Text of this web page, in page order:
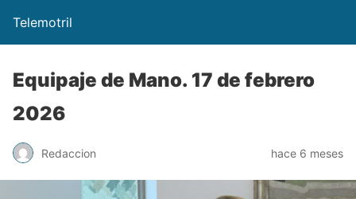
Telemotril
Equipaje de Mano. 17 de febrero
2026
Redaccion hace 6 meses